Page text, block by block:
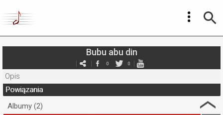
Bubu abu din
0 0
Opis
Powiązania
Albumy (2)